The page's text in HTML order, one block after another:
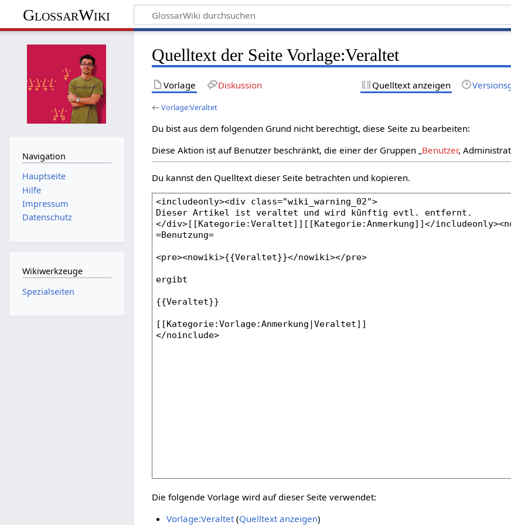
GlossarWiki
Quelltext der Seite Vorlage:Veraltet
Vorlage Diskussion Quelltext anzeigen
←Vorlage:Veraltet
Du bist aus dem folgenden Grund nicht berechtigt, diese Seite zu bearbeiten:
Diese Aktion ist auf Benutzer beschränkt, die einer der Gruppen „Benutzer,
Du kannst den Quelltext dieser Seite betrachten und kopieren.
Die folgende Vorlage wird auf dieser Seite verwendet:
Vorlage:Veraltet(Quelltext anzeigen)
Navigation
Hauptseite
Hilfe
Impressum
Datenschutz
Wikiwerkzeuge
Spezialseiten